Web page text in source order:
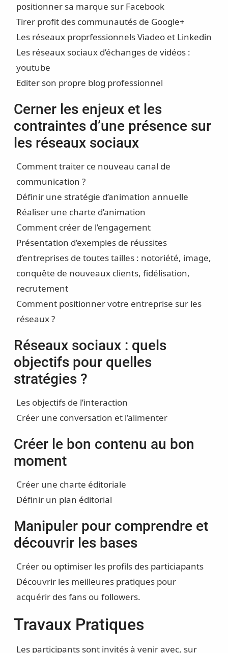
positionner sa marque sur Facebook
Tirer profit des communautés de Google+
Les réseaux proprfessionnels Viadeo et Linkedin
Les réseaux sociaux d’échanges de vidéos :
youtube
Editer son propre blog professionnel
Cerner les enjeux et les
contraintes d’une présence sur
les réseaux sociaux
Comment traiter ce nouveau canal de
communication ?
Définir une stratégie d’animation annuelle
Réaliser une charte d’animation
Comment créer de l’engagement
Présentation d’exemples de réussites
d’entreprises de toutes tailles : notoriété, image,
conquête de nouveaux clients, fidélisation,
recrutement
Comment positionner votre entreprise sur les
réseaux ?
Réseaux sociaux : quels
objectifs pour quelles
stratégies ?
Les objectifs de l’interaction
Créer une conversation et l’alimenter
Créer le bon contenu au bon
moment
Créer une charte éditoriale
Définir un plan éditorial
Manipuler pour comprendre et
découvrir les bases
Créer ou optimiser les profils des particiapants
Découvrir les meilleures pratiques pour
acquérir des fans ou followers.
Travaux Pratiques
Les participants sont invités à venir avec, sur